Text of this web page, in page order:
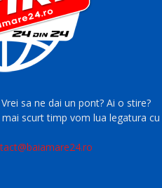
sa ne dai un pont? Ai o stire?
scurt timp vom lua legatura